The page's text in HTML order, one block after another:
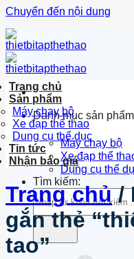
Chuyển đến nội dung
Danh mục sản phẩm
Máy chạy bộ
Xe đạp thể
Dụng cụ thể
Tìm kiếm:
Trang chủ
Sản phẩm
Máy chạy bộ
Xe đạp thể thao
Dung cụ thể dục
Tin tức
Nhận báo giá
Trang chủ /
gắn thẻ
tao”